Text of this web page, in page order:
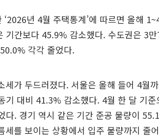
년 4월 주택통계’에 따르면 올해
기간보다 45.9% 감소했다. 수도권은 3
각각 줄었다.
세가 두드러졌다. 서울은 올해 들어 4월
기 대비 41.3% 감소했다. 4월 한 달 기
다. 경기 역시 같은 기간 준공 물량이
세를 보이는 상황에서 입주 물량까지 줄